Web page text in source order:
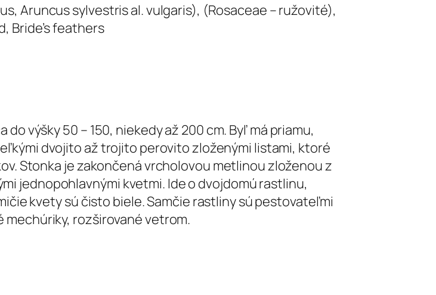
Aruncus sylvestris al. vulgaris), (Rosaceae – ružovité),
Bride’s feathers
výšky 50 – 150, niekedy až 200 cm. Byľ má priamu,
dvojito až trojito perovito zloženými listami, ktoré
Stonka je zakončená vrcholovou metlinou zloženou z
jednopohlavnými kvetmi. Ide o dvojdomú rastlinu,
kvety sú čisto biele. Samčie rastliny sú pestovateľmi
mechúriky, rozširované vetrom.